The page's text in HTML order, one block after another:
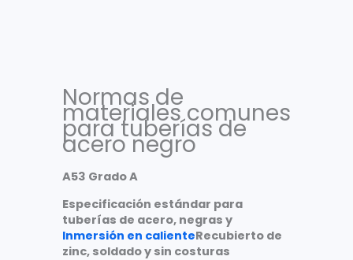
Normas de
materiales comunes
para tuberías de
acero negro
A53 Grado A
Especificación estándar para
tuberías de acero, negras y
Inmersión en calienteRecubierto de
zinc, soldado y sin costuras